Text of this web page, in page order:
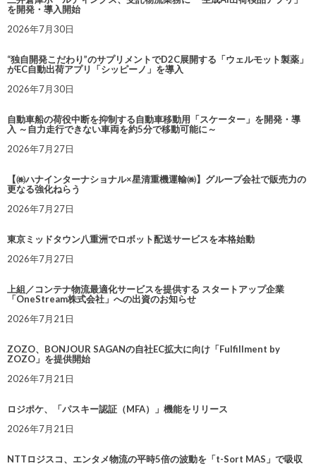
を開発・導入開始
2026年7月30日
“独自開発こだわり”のサプリメントでD2C展開する「ウェルモット製薬」
がEC自動出荷アプリ「シッピーノ」を導入
2026年7月30日
自動車船の荷役中断を抑制する自動車移動用「スケーター」を開発・導
入 ～自力走行できない車両を約5分で移動可能に～
2026年7月27日
【㈱ハナインターナショナル×星清重機運輸㈱】グループ会社で販売力の
更なる強化ねらう
2026年7月27日
東京ミッドタウン八重洲でロボット配送サービスを本格始動
2026年7月27日
上組／コンテナ物流最適化サービスを提供する スタートアップ企業
「OneStream株式会社」への出資のお知らせ
2026年7月21日
ZOZO、BONJOUR SAGANの自社EC拡大に向け「Fulfillment by
ZOZO」を提供開始
2026年7月21日
ロジポケ、「パスキー認証（MFA）」機能をリリース
2026年7月21日
NTTロジスコ、エンタメ物流の平時5倍の波動を「t-Sort MAS」で吸収